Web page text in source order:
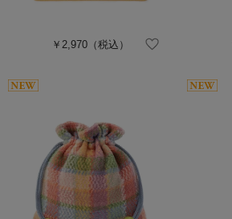
￥2,970 （税込）